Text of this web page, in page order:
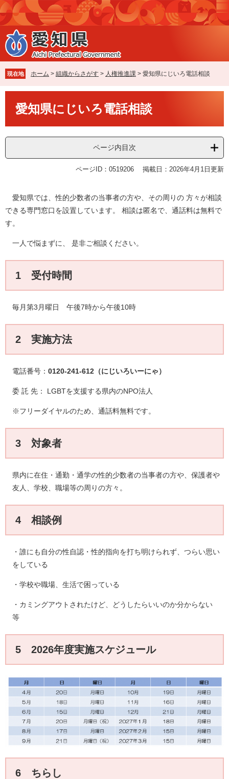
ペ
ー
ジ
の
先
で
す
。
メ
ニ
ュ
ー
を
ば
し
て
現在地 ホーム > 組織からさがす > 人権推進課 > 愛知県にじいろ電話相談
愛知県にじいろ電話相談
ページ内目次
ページID：0519206 掲載日：2026年4月1日更新
愛知県では、性的少数者の当事者の方や、その周りの 方々が相談
できる専門窓口を設置しています。 相談は匿名で、通話料は無料で
す。
一人で悩まずに、 是非ご相談ください。
1 受付時間
毎月第3月曜日 午後7時から午後10時
2 実施方法
電話番号： 0120-241-612 （にじいろいーにゃ）
委 託 先： LGBTを支援する県内のNPO法人
※フリーダイヤルのため、通話料無料です。
3 対象者
県内に在住・通勤・通学の性的少数者の当事者の方や、保護者や
友人、学校、職場等の周りの方々。
4 相談例
・誰にも自分の性自認・性的指向を打ち明けられず、つらい思い
をしている
・学校や職場、生活で困っている
・カミングアウトされたけど、どうしたらいいのか分からない
等
5 2026年度実施スケジュール
6 ちらし